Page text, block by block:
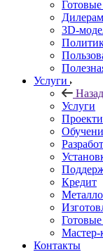
Дилерам
3D-
Услуги
Назад
Услуги
Кредит
Мастер-
Контакты